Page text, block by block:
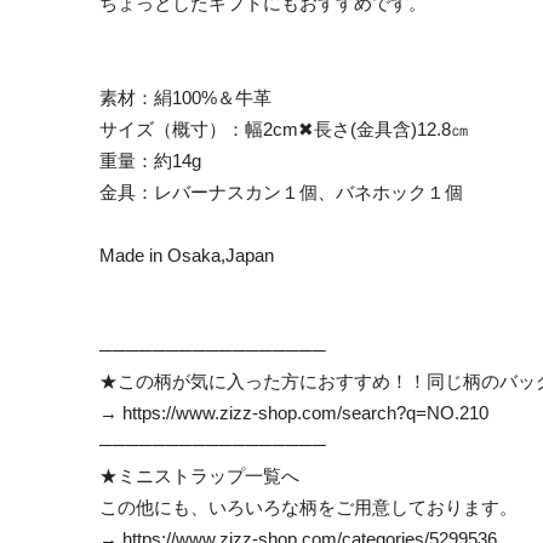
素材：絹100%＆牛革
サイズ（概寸）：幅2cm✖長さ(金具含)12.8㎝
重量：約14g
金具：レバーナスカン１個、バネホック１個
Made in Osaka,Japan
─────────────────
★この柄が気に入った方におすすめ！！同じ柄のバッ
→ https://www.zizz-shop.com/search?q=NO.210
─────────────────
★ミニストラップ一覧へ
この他にも、いろいろな柄をご用意しております。